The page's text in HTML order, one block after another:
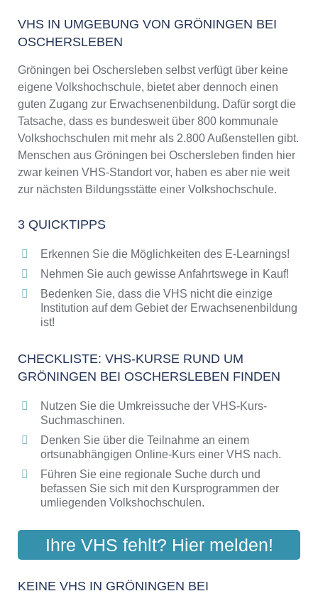
Oschersleben
3 Quicktipps
Oschersleben finden
Keine VHS in Gröningen bei Oschersleben
Online-Kurse: Pro und Contra
Online-Kurse als alternative Angebote zu
VHS-Kursen
Die VHS als Inbegriff der Erwachsenenbildung
Das bundesweite Netzwerk der
Abendschulen rund um Gröningen bei
Checkliste: So erkennen Sie gute
Bildungsangebote der VHS
VHS IN UMGEBUNG VON GRÖNINGEN BEI
OSCHERSLEBEN
Gröningen bei Oschersleben selbst verfügt über keine
eigene Volkshochschule, bietet aber dennoch einen
guten Zugang zur Erwachsenenbildung. Dafür sorgt die
Tatsache, dass es bundesweit über 800 kommunale
Volkshochschulen mit mehr als 2.800 Außenstellen gibt.
Menschen aus Gröningen bei Oschersleben finden hier
zwar keinen VHS-Standort vor, haben es aber nie weit
zur nächsten Bildungsstätte einer Volkshochschule.
3 QUICKTIPPS
Erkennen Sie die Möglichkeiten des E-Learnings!
Nehmen Sie auch gewisse Anfahrtswege in Kauf!
Bedenken Sie, dass die VHS nicht die einzige
Institution auf dem Gebiet der Erwachsenenbildung
ist!
CHECKLISTE: VHS-KURSE RUND UM
GRÖNINGEN BEI OSCHERSLEBEN FINDEN
Nutzen Sie die Umkreissuche der VHS-Kurs-
Suchmaschinen.
Denken Sie über die Teilnahme an einem
ortsunabhängigen Online-Kurs einer VHS nach.
Führen Sie eine regionale Suche durch und
befassen Sie sich mit den Kursprogrammen der
umliegenden Volkshochschulen.
Ihre VHS fehlt? Hier melden!
KEINE VHS IN GRÖNINGEN BEI